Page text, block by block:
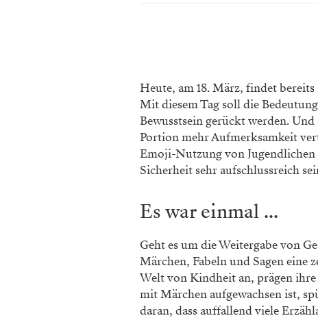
Heute, am 18. März, findet
Mit diesem Tag soll die
Bewusstsein gerückt werden.
Portion mehr Aufmerksamkeit
Emoji-Nutzung von
Sicherheit sehr aufschlussreich
Es war einmal ...
Geht es um die Weitergabe von
Märchen, Fabeln und Sagen eine
Welt von Kindheit an, prägen
mit Märchen aufgewachsen ist,
daran, dass auffallend viele